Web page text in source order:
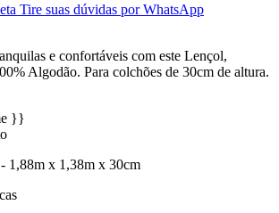
Tire suas dúvidas por WhatsApp
e confortáveis com este Lençol,
Algodão. Para colchões de 30cm de altura.
}}
1,88m x 1,38m x 30cm